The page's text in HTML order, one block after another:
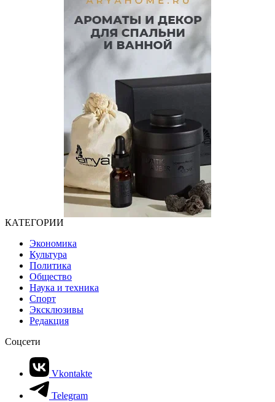
КАТЕГОРИИ
Экономика
Культура
Политика
Общество
Наука и техника
Спорт
Эксклюзивы
Редакция
Соцсети
Vkontakte
Telegram